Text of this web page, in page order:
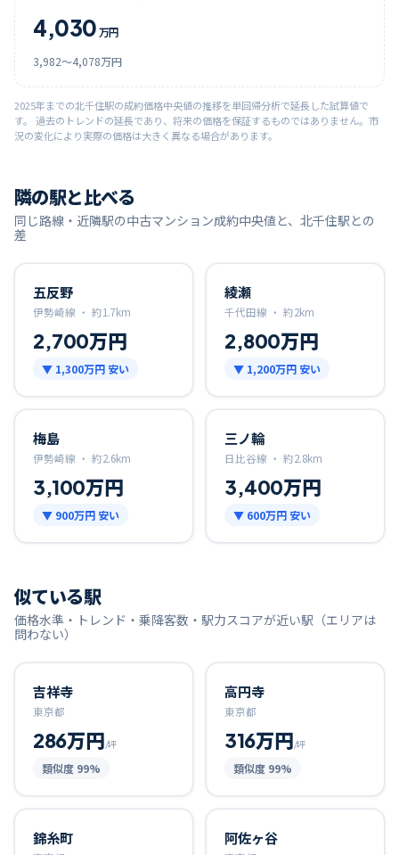
4,030 万円
3,982〜4,078万円
2025年までの北千住駅の成約価格中央値の推移を単回帰分析で延長した試算値で
す。 過去のトレンドの延長であり、将来の価格を保証するものではありません。市
況の変化により実際の価格は大きく異なる場合があります。
隣の駅と比べる
同じ路線・近隣駅の中古マンション成約中央値と、 北千住駅との
差
五反野
伊勢崎線 ・ 約1.7km
2,700万円
▼ 1,300万円 安い
綾瀬
千代田線 ・ 約2km
2,800万円
▼ 1,200万円 安い
梅島
伊勢崎線 ・ 約2.6km
3,100万円
▼ 900万円 安い
三ノ輪
日比谷線 ・ 約2.8km
3,400万円
▼ 600万円 安い
似ている駅
価格水準・トレンド・乗降客数・駅力スコアが近い駅（エリアは
問わない）
吉祥寺
東京都
286万円/坪
類似度 99%
高円寺
東京都
316万円/坪
類似度 99%
錦糸町 阿佐ヶ谷